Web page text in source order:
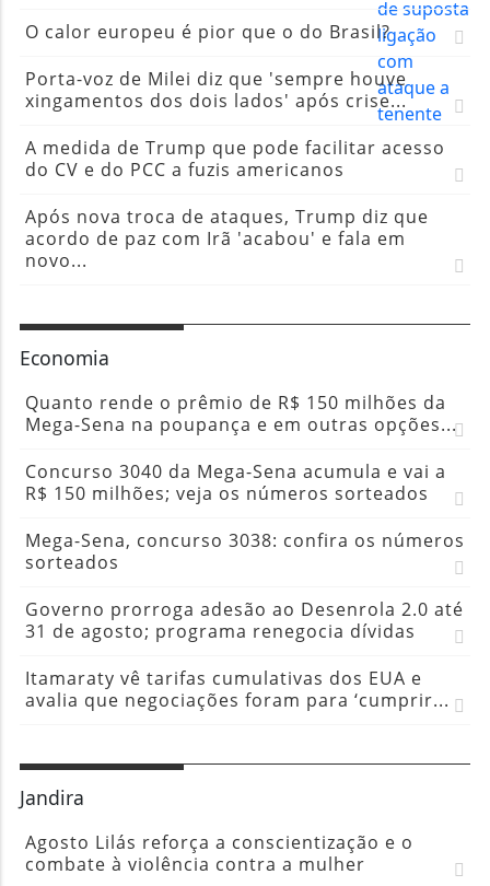
O calor europeu é pior que o do Brasil?
Porta-voz de Milei diz que 'sempre houve
xingamentos dos dois lados' após crise...
A medida de Trump que pode facilitar acesso
do CV e do PCC a fuzis americanos
Após nova troca de ataques, Trump diz que
acordo de paz com Irã 'acabou' e fala em
novo...
Economia
Quanto rende o prêmio de R$ 150 milhões da
Mega-Sena na poupança e em outras opções...
Concurso 3040 da Mega-Sena acumula e vai a
R$ 150 milhões; veja os números sorteados
Mega-Sena, concurso 3038: confira os números
sorteados
Governo prorroga adesão ao Desenrola 2.0 até
31 de agosto; programa renegocia dívidas
Itamaraty vê tarifas cumulativas dos EUA e
avalia que negociações foram para ‘cumprir...
Jandira
Agosto Lilás reforça a conscientização e o
combate à violência contra a mulher